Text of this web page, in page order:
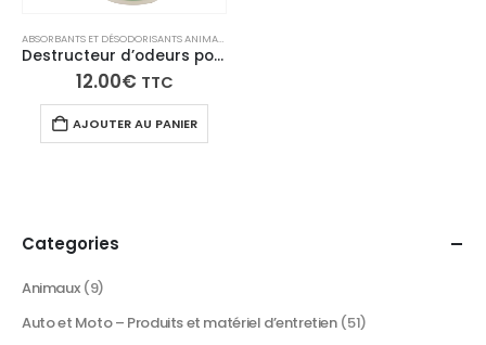
Destructeur d’odeurs pour chiens, chats, animaux – 500 ml
12.00€ TTC
AJOUTER AU PANIER
Categories
Animaux (9)
Auto et Moto – Produits et matériel d’entretien (51)